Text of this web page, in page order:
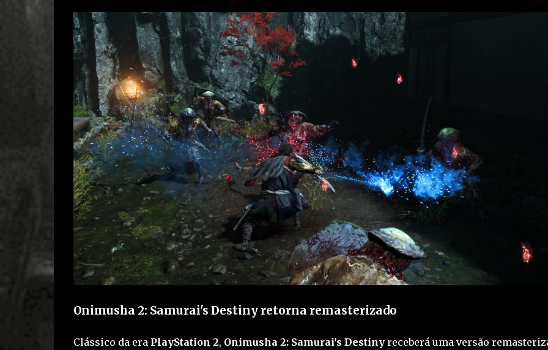
Onimusha 2: Samurai's Destiny retorna remasterizado
Clássico da era PlayStation 2, Onimusha 2: Samurai's Destinyreceberá uma versão